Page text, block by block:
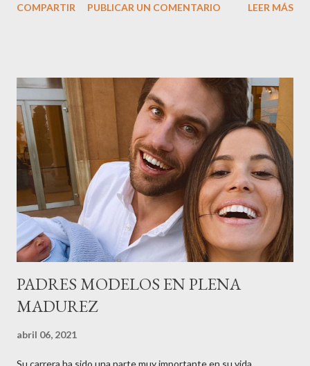
sector en una cena de reconocimiento.Sus hijas Carolina (CEO
peluquería del grupo.Justo hace unos días Carol Pagés nos
contaba detalles del homenaje en Actualida Rosa en RCE
radio,en el programa que presento todos los jueves de 17 a 18
horas . Carolina y Quionia Pagés Carolina Pagés La cita ,en el
Museu Marítim de BCN ,en las Drassanes reunió a figuras
destacadas del sector,así como clientes, autoridades y medios
de comunicación, en una velada inolvidable bajo el lema “Cien
años peinando almas, creando belleza,i...
COMPARTIR PUBLICAR UN COMENTARIO LEER MÁS
PADRES MODELOS EN PLENA
MADUREZ
abril 06, 2021